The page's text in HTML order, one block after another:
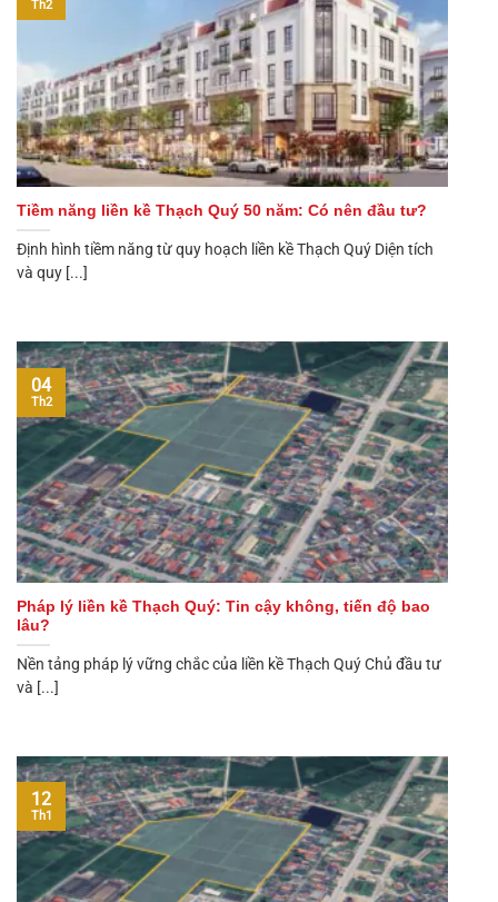
Tiềm năng liền kề Thạch Quý 50 năm: Có nên đầu tư?
Định hình tiềm năng từ quy hoạch liền kề Thạch Quý Diện tích
và quy [...]
Th2
Pháp lý liền kề Thạch Quý: Tin cậy không, tiến độ bao
lâu?
Nền tảng pháp lý vững chắc của liền kề Thạch Quý Chủ đầu tư
và [...]
04
Th2
12
Th1